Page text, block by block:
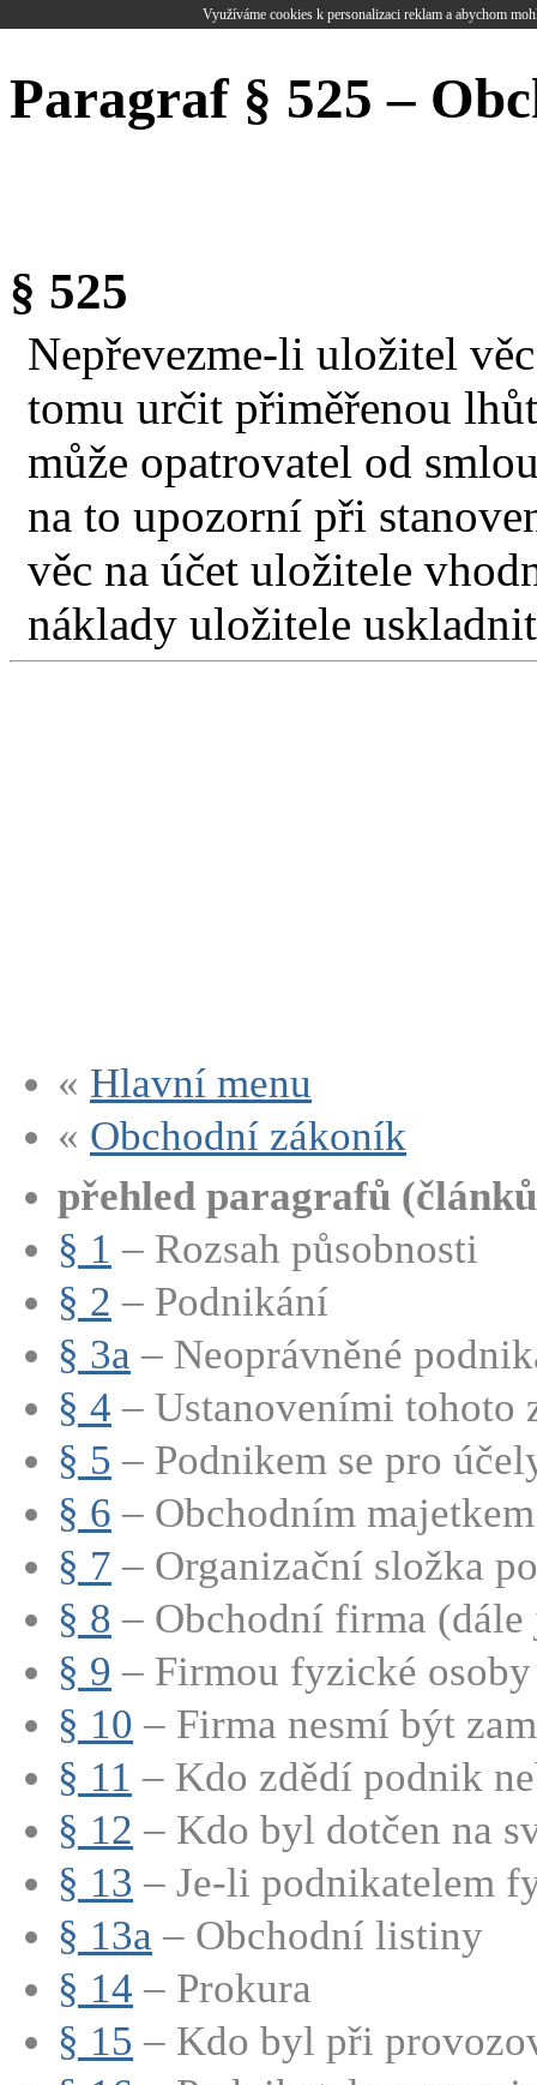
Využíváme cookies k personalizaci reklam a abychom
Paragraf § 525 –
§ 525
Nepřevezme-li uložitel
tomu určit přiměřenou
může opatrovatel od
na to upozorní při
věc na účet uložitele
náklady uložitele
« Hlavní menu
« Obchodní zákoník
přehled paragrafů
§ 1 – Rozsah působnosti
§ 2 – Podnikání
§ 3a – Neoprávněné
§ 4 – Ustanoveními tohoto
§ 5 – Podnikem se pro
§ 6 – Obchodním
§ 7 – Organizační složka
§ 8 – Obchodní firma
§ 9 – Firmou fyzické
§ 10 – Firma nesmí být
§ 11 – Kdo zdědí podnik
§ 12 – Kdo byl dotčen na
§ 13 – Je-li podnikatelem
§ 13a – Obchodní listiny
§ 14 – Prokura
§ 15 – Kdo byl při